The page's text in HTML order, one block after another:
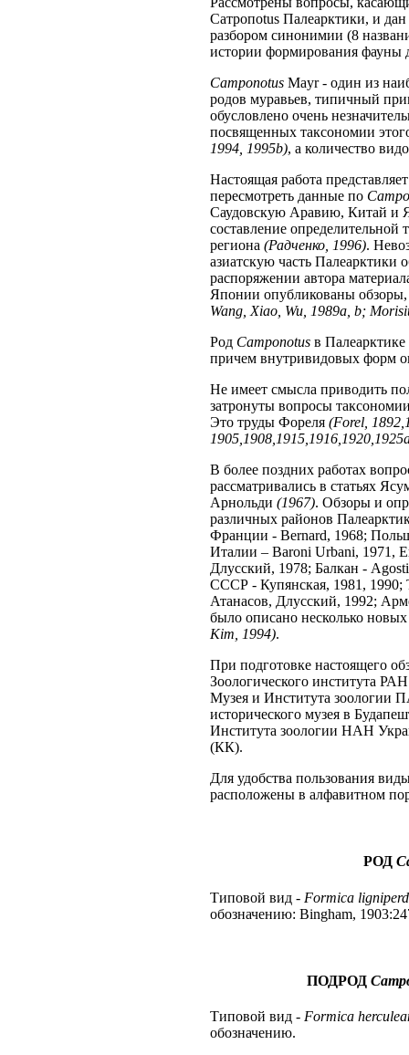
Сатропоtus Палеарктики, и дан
разбором синонимии (8
истории формирования фауны
Camponotus Mayr - один из
родов муравьев, типичный
обусловлено очень
посвященных таксономии
1994, 1995b), а количество
Настоящая работа
пересмотреть данные по
Саудовскую Аравию, Китай и
составление
региона (Радченко, 1996).
азиатскую часть Палеарктики
распоряжении автора
Японии опубликованы
Wang, Xiao, Wu, 1989a, b;
Род Camponotus в
причем внутривидовых форм
Не имеет смысла приводить
затронуты вопросы
Это труды Фореля (Forel,
В более поздних работах
рассматривались в статьях
Арнольди (1967). Обзоры и
различных районов
Франции - Bernard, 1968;
Италии – Baroni Urbani, 1971,
Длусский, 1978; Балкан -
СССР - Купянская, 1981, 1990;
Атанасов, Длусский, 1992;
было описано несколько
Kim, 1994).
При подготовке настоящего
Зоологического института
Музея и Института
исторического музея в
Института зоологии НАН
(КК).
Для удобства пользования
расположены в алфавитном
РОД
Типовой вид - Formica
обозначению: Bingham,
ПОДРОД
Типовой вид - Formica
обозначению.